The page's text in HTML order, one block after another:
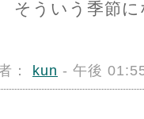
そういう季節に
： kun - 午後